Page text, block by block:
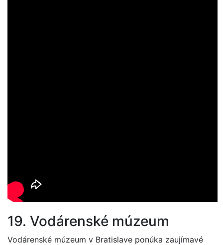
19. Vodárenské múzeum
Vodárenské múzeum v Bratislave ponúka zaujímavé